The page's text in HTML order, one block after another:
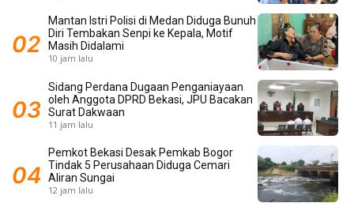
Mantan Istri Polisi di Medan Diduga Bunuh
Diri Tembakan Senpi ke Kepala, Motif
Masih Didalami
10 jam lalu
Sidang Perdana Dugaan Penganiayaan
oleh Anggota DPRD Bekasi, JPU Bacakan
Surat Dakwaan
11 jam lalu
Pemkot Bekasi Desak Pemkab Bogor
Tindak 5 Perusahaan Diduga Cemari
Aliran Sungai
12 jam lalu